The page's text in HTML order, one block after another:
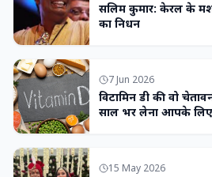
सलिम कुमार: केरल के
का निधन
7 Jun 2026
विटामिन डी की वो
साल भर लेना आपके लिए
15 May 2026